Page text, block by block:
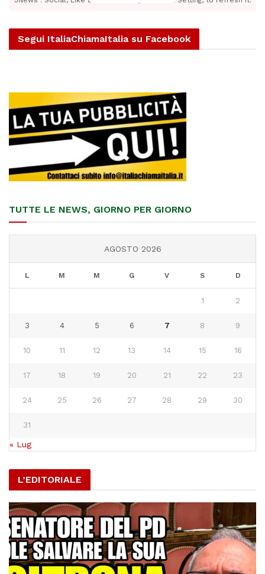
Segui ItaliaChiamaItalia su Facebook
TUTTE LE NEWS, GIORNO PER GIORNO
AGOSTO 2026
L M M G V S D
1 2
3 4 5 6 7 8 9
10 11 12 13 14 15 16
17 18 19 20 21 22 23
24 25 26 27 28 29 30
31
« Lug
L’EDITORIALE